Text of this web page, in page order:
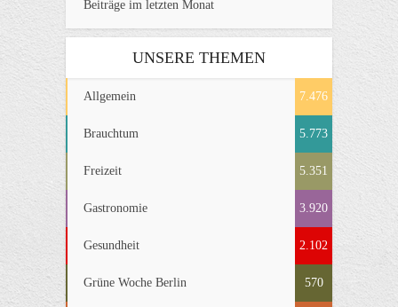
Beiträge im letzten Monat
UNSERE THEMEN
Allgemein 7.476
Brauchtum 5.773
Freizeit 5.351
Gastronomie 3.920
Gesundheit 2.102
Grüne Woche Berlin 570